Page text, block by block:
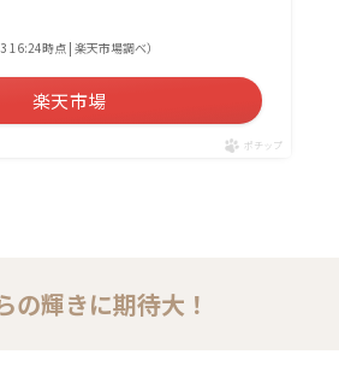
16:24時点 | 楽天市場調べ）
楽天市場
ポチップ
の輝きに期待大！